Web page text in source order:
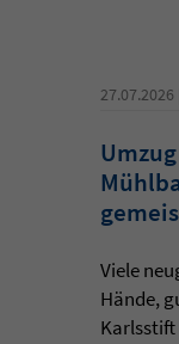
27.07.2026 |
Viele
Hände,